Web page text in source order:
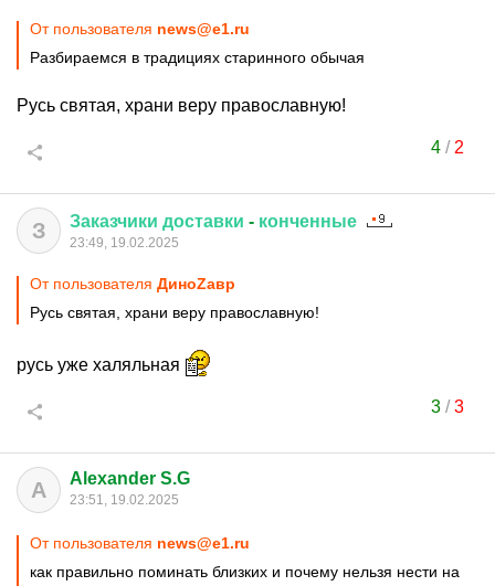
От пользователя news@e1.ru
Разбираемся в традициях старинного обычая
Русь святая, храни веру православную!
4/ 2
З Заказчики доставки - конченные
23:49, 19.02.2025
От пользователя ДиноZавp
Русь святая, храни веру православную!
русь уже халяльная
3/3
A Alexander S.G
23:51, 19.02.2025
От пользователя news@e1.ru
как правильно поминать близких и почему нельзя нести на